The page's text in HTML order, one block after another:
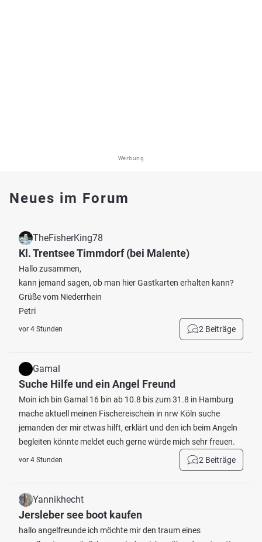
Werbung
Neues im Forum
TheFisherKing78
Kl. Trentsee Timmdorf (bei Malente)
Hallo zusammen,
kann jemand sagen, ob man hier Gastkarten erhalten kann?
Grüße vom Niederrhein
Petri
vor 4 Stunden 2 Beiträge
Gamal
Suche Hilfe und ein Angel Freund
Moin ich bin Gamal 16 bin ab 10.8 bis zum 31.8 in Hamburg
mache aktuell meinen Fischereischein in nrw Köln suche
jemanden der mir etwas hilft, erklärt und den ich beim Angeln
begleiten könnte meldet euch gerne würde mich sehr freuen.
vor 4 Stunden 2 Beiträge
Yannikhecht
Jersleber see boot kaufen
hallo angelfreunde ich möchte mir den traum eines